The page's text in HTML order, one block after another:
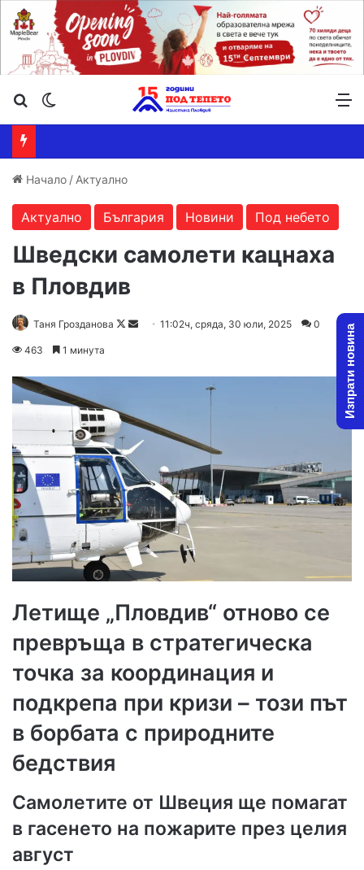
Търсене ...
Начало / Актуално
Актуално България Новини Под небето
Шведски самолети кацнаха
в Пловдив
Таня Грозданова
Follow
Send11:02ч, сряда, 30 юли, 2025 0
463 1 минута
Летище „Пловдив“ отново се
превръща в стратегическа
точка за координация и
подкрепа при кризи – този път
в борбата с природните
бедствия
Самолетите от Швеция ще помагат
в гасенето на пожарите през целия
август
Изпрати новина